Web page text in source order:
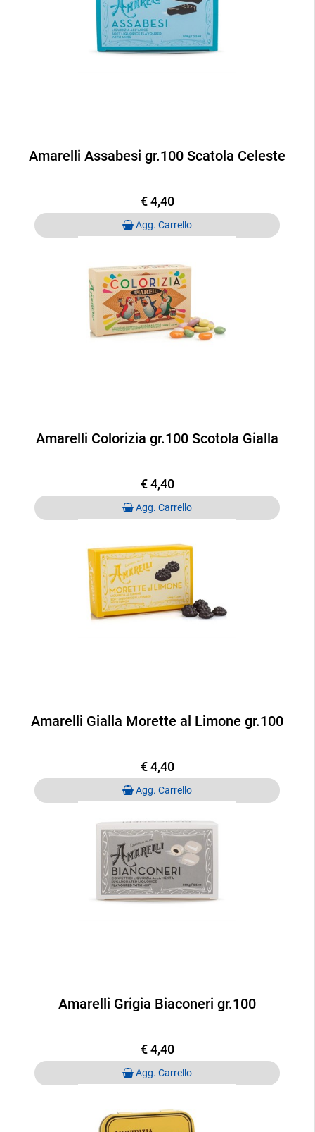
Amarelli Assabesi gr.100 Scatola Celeste
€ 4,40
Quantità
Agg. Carrello
Amarelli Colorizia gr.100 Scotola Gialla
€ 4,40
Quantità
Agg. Carrello
Amarelli Gialla Morette al Limone gr.100
€ 4,40
Quantità
Agg. Carrello
Amarelli Grigia Biaconeri gr.100
€ 4,40
Quantità
Agg. Carrello